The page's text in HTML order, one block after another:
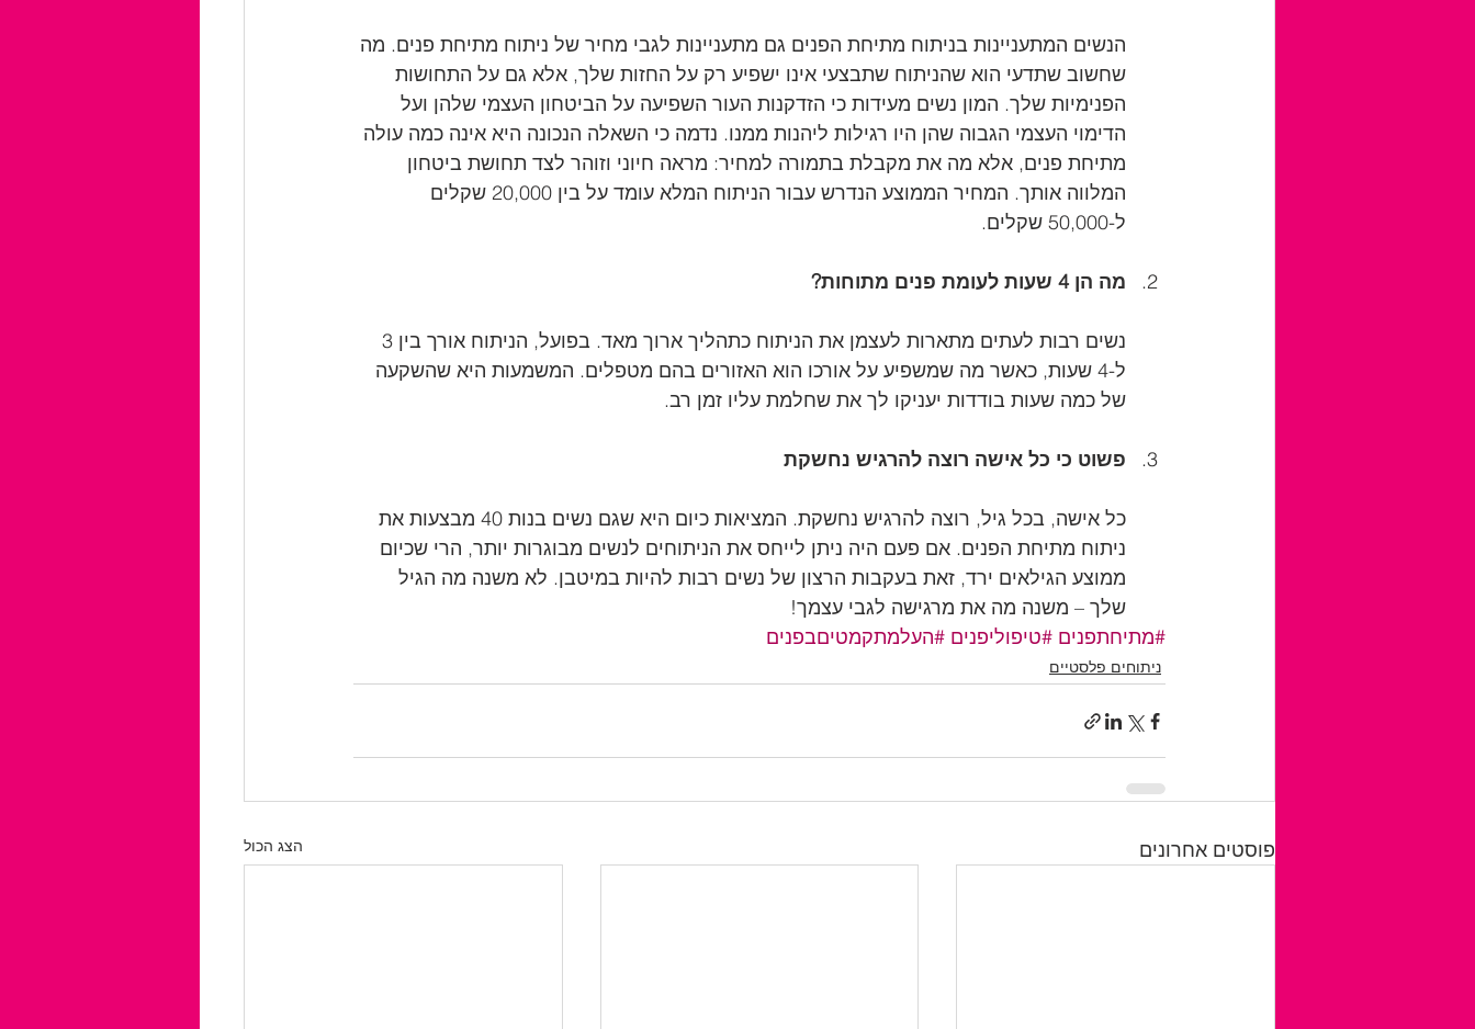
הנשים המתעניינות בניתוח מתיחת הפנים גם מתעניינות לגבי מחיר של ניתוח מתיחת פנים. מה
שחשוב שתדעי הוא שהניתוח שתבצעי אינו ישפיע רק על החזות שלך, אלא גם על התחושות
הפנימיות שלך. המון נשים מעידות כי הזדקנות העור השפיעה על הביטחון העצמי שלהן ועל
הדימוי העצמי הגבוה שהן היו רגילות ליהנות ממנו. נדמה כי השאלה הנכונה היא אינה כמה עולה
מתיחת פנים, אלא מה את מקבלת בתמורה למחיר: מראה חיוני וזוהר לצד תחושת ביטחון
המלווה אותך. המחיר הממוצע הנדרש עבור הניתוח המלא עומד על בין 20,000 שקלים
ל-50,000 שקלים.
מה הן 4 שעות לעומת פנים מתוחות?
ל-4 שעות, כאשר מה שמשפיע על אורכו הוא האזורים בהם מטפלים. המשמעות היא שהשקעה
של כמה שעות בודדות יעניקו לך את שחלמת עליו זמן רב.
פשוט כי כל אישה רוצה להרגיש נחשקת
כל אישה, בכל גיל, רוצה להרגיש נחשקת. המציאות כיום היא שגם נשים בנות 40 מבצעות את
ניתוח מתיחת הפנים. אם פעם היה ניתן לייחס את הניתוחים לנשים מבוגרות יותר, הרי שכיום
ממוצע הגילאים ירד, זאת בעקבות הרצון של נשים רבות להיות במיטבן. לא משנה מה הגיל
שלך – משנה מה את מרגישה לגבי עצמך!
#מתיחתפנים #טיפוליפנים #העלמתקמטיםבפנים
ניתוחים פלסטיים
פוסטים אחרונים הצג הכול